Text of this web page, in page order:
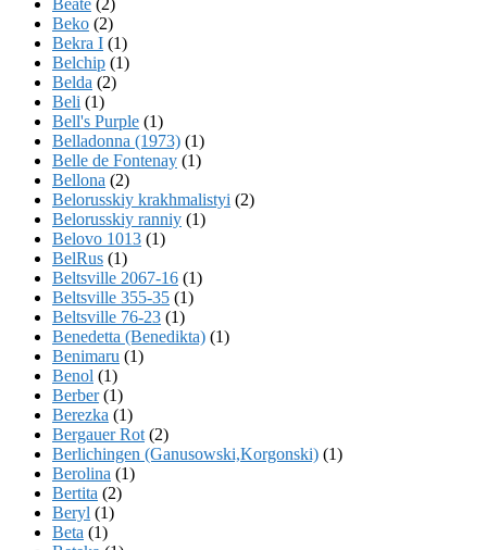
Beko (2)
Bekra I (1)
Belchip (1)
Belda (2)
Beli (1)
Bell's Purple (1)
Belladonna (1973) (1)
Belle de Fontenay (1)
Bellona (2)
Belorusskiy krakhmalistyi (2)
Belorusskiy ranniy (1)
Belovo 1013 (1)
BelRus (1)
Beltsville 2067-16 (1)
Beltsville 355-35 (1)
Beltsville 76-23 (1)
Benedetta (Benedikta) (1)
Benimaru (1)
Benol (1)
Berber(1)
Berezka (1)
Bergauer Rot (2)
Berlichingen (Ganusowski,Korgonski) (1)
Berolina (1)
Bertita (2)
Beryl (1)
Beta (1)